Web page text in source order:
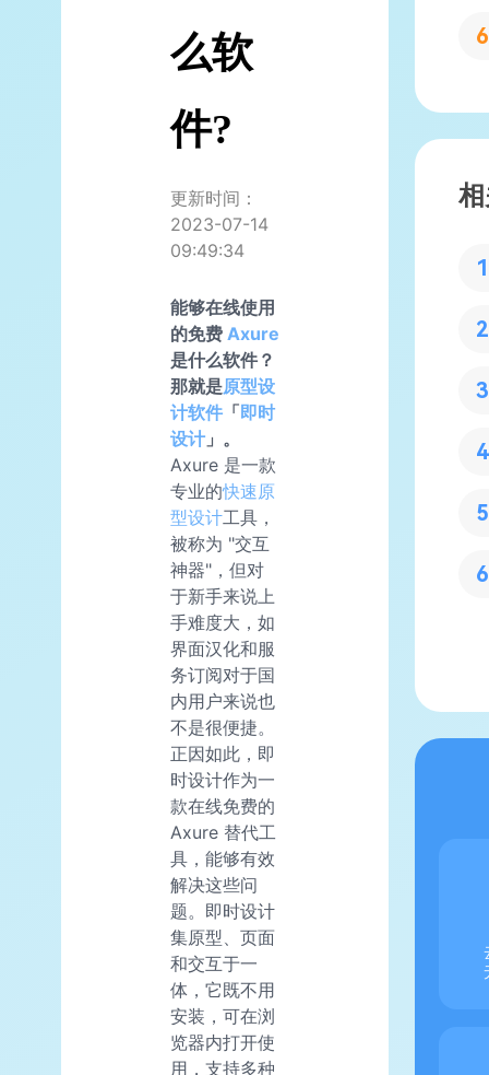
么软
件?
更新时间：
2023-07-14
09:49:34
能够在线使用
的免费 Axure
是什么软件？
那就是原型设
计软件 「即时
设计 」。
Axure 是一款
专业的快速原
型设计工具，
被称为 "交互
神器"，但对
于新手来说上
手难度大，如
界面汉化和服
务订阅对于国
内用户来说也
不是很便捷。
正因如此，即
时设计作为一
款在线免费的
Axure 替代工
具，能够有效
解决这些问
题。即时设计
集原型、页面
和交互于一
体，它既不用
安装，可在浏
览器内打开使
用，支持多种